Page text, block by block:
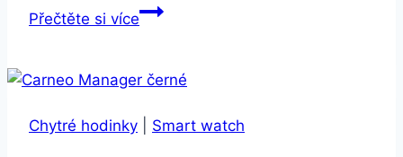
Přečtěte si víceApple
Pro
Natural
Chytré hodinky Smart watch